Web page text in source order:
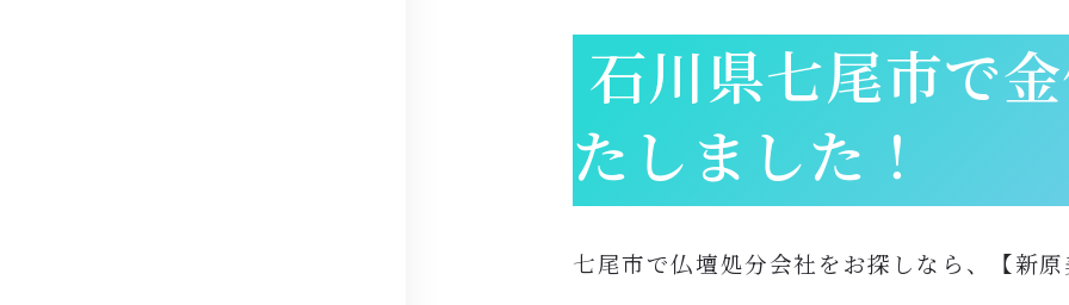
石川県七尾市で
たしました！
七尾市で仏壇処分会社をお探しなら、【新